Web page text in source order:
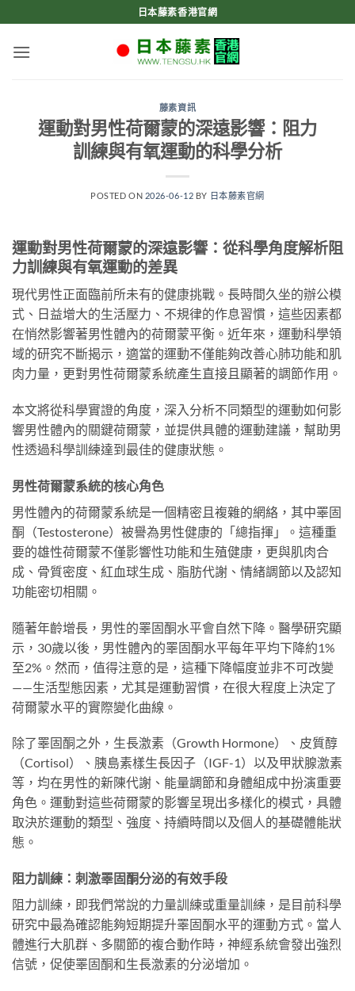
to
content
日本藤素香港官網
藤素資訊
運動對男性荷爾蒙的深遠影響：阻力
訓練與有氧運動的科學分析
POSTED ON 2026-06-12 BY 日本藤素官網
運動對男性荷爾蒙的深遠影響：從科學角度解析阻
力訓練與有氧運動的差異
現代男性正面臨前所未有的健康挑戰。長時間久坐的辦公模
式、日益增大的生活壓力、不規律的作息習慣，這些因素都
在悄然影響著男性體內的荷爾蒙平衡。近年來，運動科學領
域的研究不斷揭示，適當的運動不僅能夠改善心肺功能和肌
肉力量，更對男性荷爾蒙系統產生直接且顯著的調節作用。
本文將從科學實證的角度，深入分析不同類型的運動如何影
響男性體內的關鍵荷爾蒙，並提供具體的運動建議，幫助男
性透過科學訓練達到最佳的健康狀態。
男性荷爾蒙系統的核心角色
男性體內的荷爾蒙系統是一個精密且複雜的網絡，其中睪固
酮（Testosterone）被譽為男性健康的「總指揮」。這種重
要的雄性荷爾蒙不僅影響性功能和生殖健康，更與肌肉合
成、骨質密度、紅血球生成、脂肪代謝、情緒調節以及認知
功能密切相關。
隨著年齡增長，男性的睪固酮水平會自然下降。醫學研究顯
示，30歲以後，男性體內的睪固酮水平每年平均下降約1%
至2%。然而，值得注意的是，這種下降幅度並非不可改變
——生活型態因素，尤其是運動習慣，在很大程度上決定了
荷爾蒙水平的實際變化曲線。
除了睪固酮之外，生長激素（Growth Hormone）、皮質醇
（Cortisol）、胰島素樣生長因子（IGF-1）以及甲狀腺激素
等，均在男性的新陳代謝、能量調節和身體組成中扮演重要
角色。運動對這些荷爾蒙的影響呈現出多樣化的模式，具體
取決於運動的類型、強度、持續時間以及個人的基礎體能狀
態。
阻力訓練：刺激睪固酮分泌的有效手段
阻力訓練，即我們常說的力量訓練或重量訓練，是目前科學
研究中最為確認能夠短期提升睪固酮水平的運動方式。當人
體進行大肌群、多關節的複合動作時，神經系統會發出強烈
信號，促使睪固酮和生長激素的分泌增加。